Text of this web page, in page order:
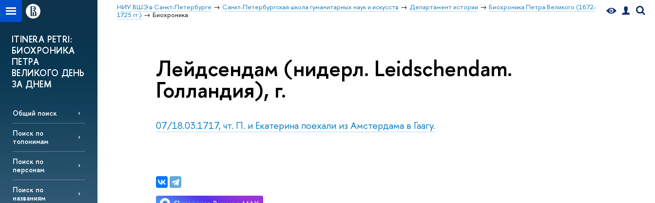
НИУ ВШЭ в Санкт-Петербурге Санкт-Петербургская школа гуманитарных наук и искусств Департамент истории
Биохроника Петра Великого (1672-
1725 гг.)
Биохроника
ITINERA PETRI:
БИОХРОНИКА
ПЕТРА
ВЕЛИКОГО ДЕНЬ
ЗА ДНЕМ
Общий поиск
Поиск по
топонимам
Поиск по
персонам
Поиск по
названиям
Лейдсендам (нидерл. Leidschendam.
Голландия), г.
07/18.03.1717, чт. П. и Екатерина поехали из Амстердама в Гаагу.